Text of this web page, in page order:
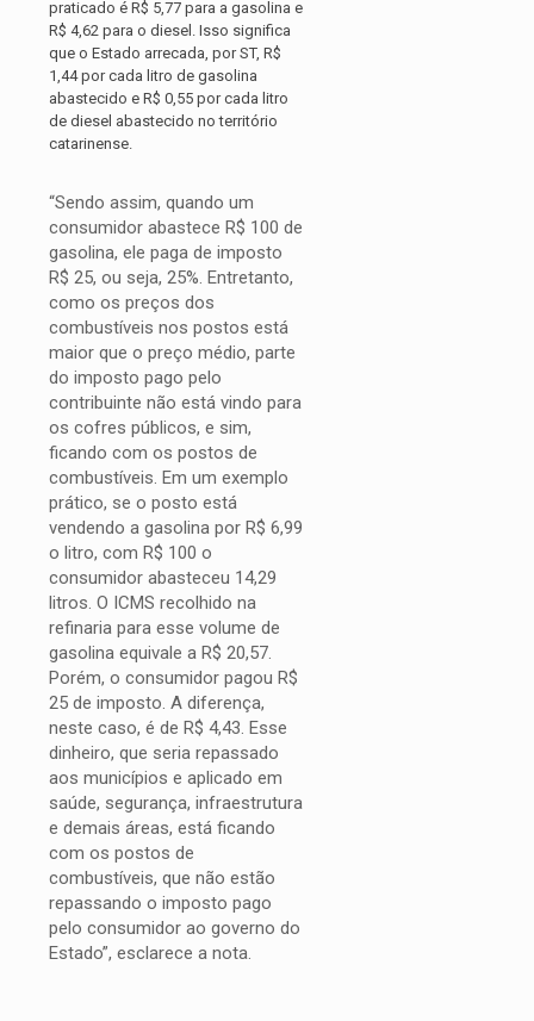
praticado é R$ 5,77 para a gasolina e
R$ 4,62 para o diesel. Isso significa
que o Estado arrecada, por ST, R$
1,44 por cada litro de gasolina
abastecido e R$ 0,55 por cada litro
de diesel abastecido no território
catarinense.
“Sendo assim, quando um
consumidor abastece R$ 100 de
gasolina, ele paga de imposto
R$ 25, ou seja, 25%. Entretanto,
como os preços dos
combustíveis nos postos está
maior que o preço médio, parte
do imposto pago pelo
contribuinte não está vindo para
os cofres públicos, e sim,
ficando com os postos de
combustíveis. Em um exemplo
prático, se o posto está
vendendo a gasolina por R$ 6,99
o litro, com R$ 100 o
consumidor abasteceu 14,29
litros. O ICMS recolhido na
refinaria para esse volume de
gasolina equivale a R$ 20,57.
Porém, o consumidor pagou R$
25 de imposto. A diferença,
neste caso, é de R$ 4,43. Esse
dinheiro, que seria repassado
aos municípios e aplicado em
saúde, segurança, infraestrutura
e demais áreas, está ficando
com os postos de
combustíveis, que não estão
repassando o imposto pago
pelo consumidor ao governo do
Estado”, esclarece a nota.